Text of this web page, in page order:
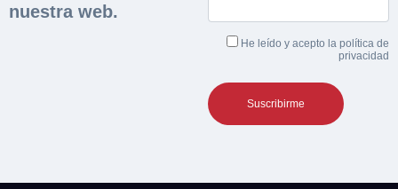
nuestra web.
He leído y acepto la política de
privacidad
Email*
Vehículos